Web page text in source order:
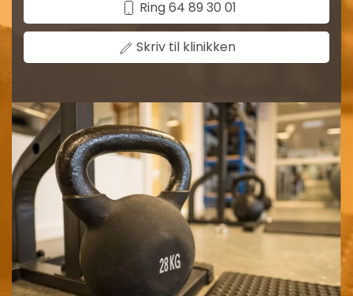
Ring 64 89 30 01
Skriv til klinikken